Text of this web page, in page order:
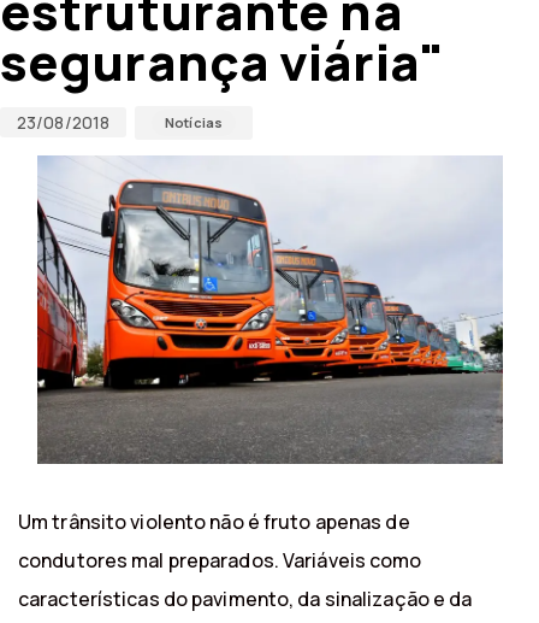
segurança viária"
23/08/2018 Notícias
Um trânsito violento não é fruto apenas de
condutores mal preparados. Variáveis como
características do pavimento, da sinalização e da